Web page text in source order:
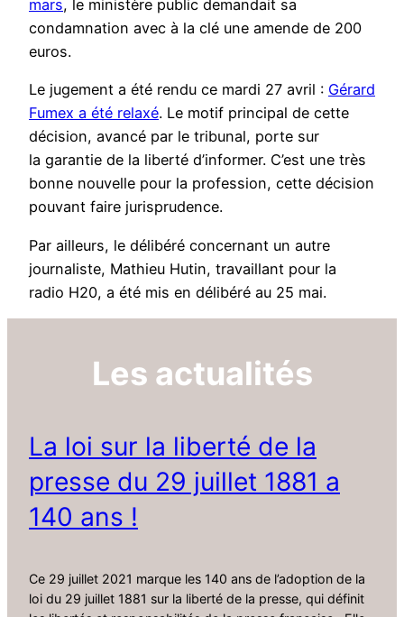
mars, le ministère public demandait sa
condamnation avec à la clé une amende de 200
euros.
Le jugement a été rendu ce mardi 27 avril : Gérard
Fumex a été relaxé. Le motif principal de cette
décision, avancé par le tribunal, porte sur
la garantie de la liberté d’informer. C’est une très
bonne nouvelle pour la profession, cette décision
pouvant faire jurisprudence.
Par ailleurs, le délibéré concernant un autre
journaliste, Mathieu Hutin, travaillant pour la
radio H20, a été mis en délibéré au 25 mai.
Les actualités
La loi sur la liberté de la
presse du 29 juillet 1881 a
140 ans !
Ce 29 juillet 2021 marque les 140 ans de l’adoption de la
loi du 29 juillet 1881 sur la liberté de la presse, qui définit